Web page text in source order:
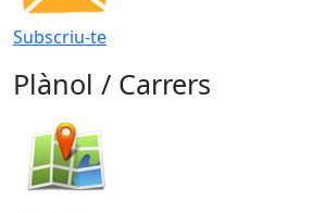
Subscriu-te
Plànol / Carrers